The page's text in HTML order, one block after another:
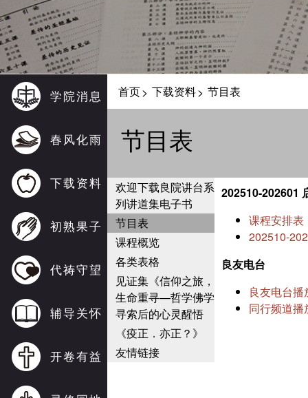
学院消息
春风化雨
下载资料
初熟果子
代祷守望
辅导关怀
开卷有益
首页> 下载资料> 节目表
节目表
欢迎下载良院讲台系
列讲道集电子书
节目表
课程概览
各类表格
见证集《信仰之旅，
生命重寻—哲学佛学
寻索后的心灵醒悟
《疫正．亦正？》
友情链接
202510-202601
课程安排表
202510-
良友电台
良友电台
同行频道播